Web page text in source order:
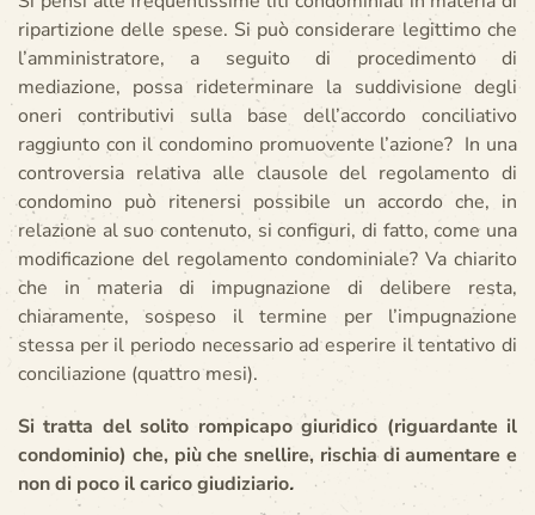
ripartizione delle spese. Si può considerare legittimo che
l’amministratore, a seguito di procedimento di
mediazione, possa rideterminare la suddivisione degli
oneri contributivi sulla base dell’accordo conciliativo
raggiunto con il condomino promuovente l’azione? In una
controversia relativa alle clausole del regolamento di
condomino può ritenersi possibile un accordo che, in
relazione al suo contenuto, si configuri, di fatto, come una
modificazione del regolamento condominiale? Va chiarito
che in materia di impugnazione di delibere resta,
chiaramente, sospeso il termine per l’impugnazione
stessa per il periodo necessario ad esperire il tentativo di
conciliazione (quattro mesi).
Si tratta del solito rompicapo giuridico (riguardante il
condominio) che, più che snellire, rischia di aumentare e
non di poco il carico giudiziario.